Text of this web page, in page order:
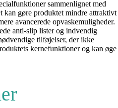
sammenlignet med
kan gøre produktet mindre attraktivt
avancerede opvaskemuligheder.
anti-slip lister og indvendig
tilføjelser, der ikke
kernefunktioner og kan øge